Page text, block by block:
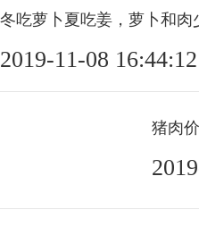
冬吃萝卜夏吃姜，萝卜和
2019-11-08 16:44:12